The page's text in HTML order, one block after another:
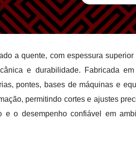
a quente, com espessura
e durabilidade. Fabricada em
pontes, bases de máquinas e
permitindo cortes e ajustes
e o desempenho confiável em